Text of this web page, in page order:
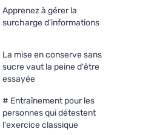
Apprenez à gérer la
surcharge d'informations
La mise en conserve sans
sucre vaut la peine d'être
essayée
# Entraînement pour les
personnes qui détestent
l'exercice classique